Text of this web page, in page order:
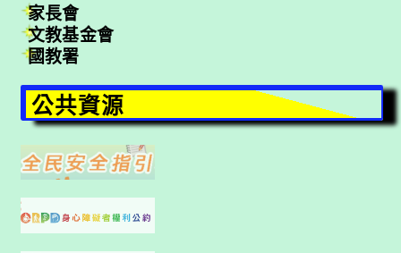
家長會
文教基金會
國教署
公共資源